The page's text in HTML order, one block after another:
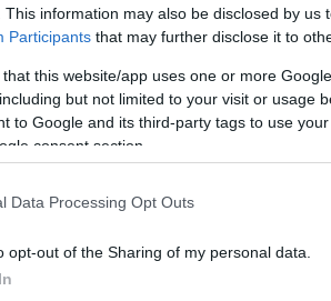
This information may also be disclosed by us
Participants that may further disclose it to
that this website/app uses one or more
but not limited to your visit or usage
to Google and its third-party tags to use
consent section.
Data Processing Opt Outs
opt-out of the Sharing of my personal data.
que el clima español resulta de
desde la ubicación del anticiclón de
cálido